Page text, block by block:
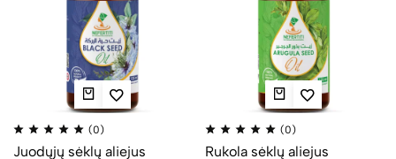
(0)
Juodųjų sėklų aliejus
(0)
Rukola sėklų aliejus